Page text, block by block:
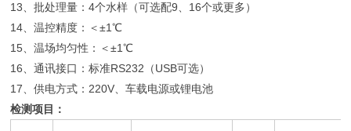
13 、批处理量：4个水样（可选配9 16个或更多）
14 、温控精度：＜±1℃
15 、温场均匀性：＜±1℃
16 、通讯接口：标准RS232 （USB可选）
17 、供电方式： 220V 、车载电源或锂电池
检测项目：